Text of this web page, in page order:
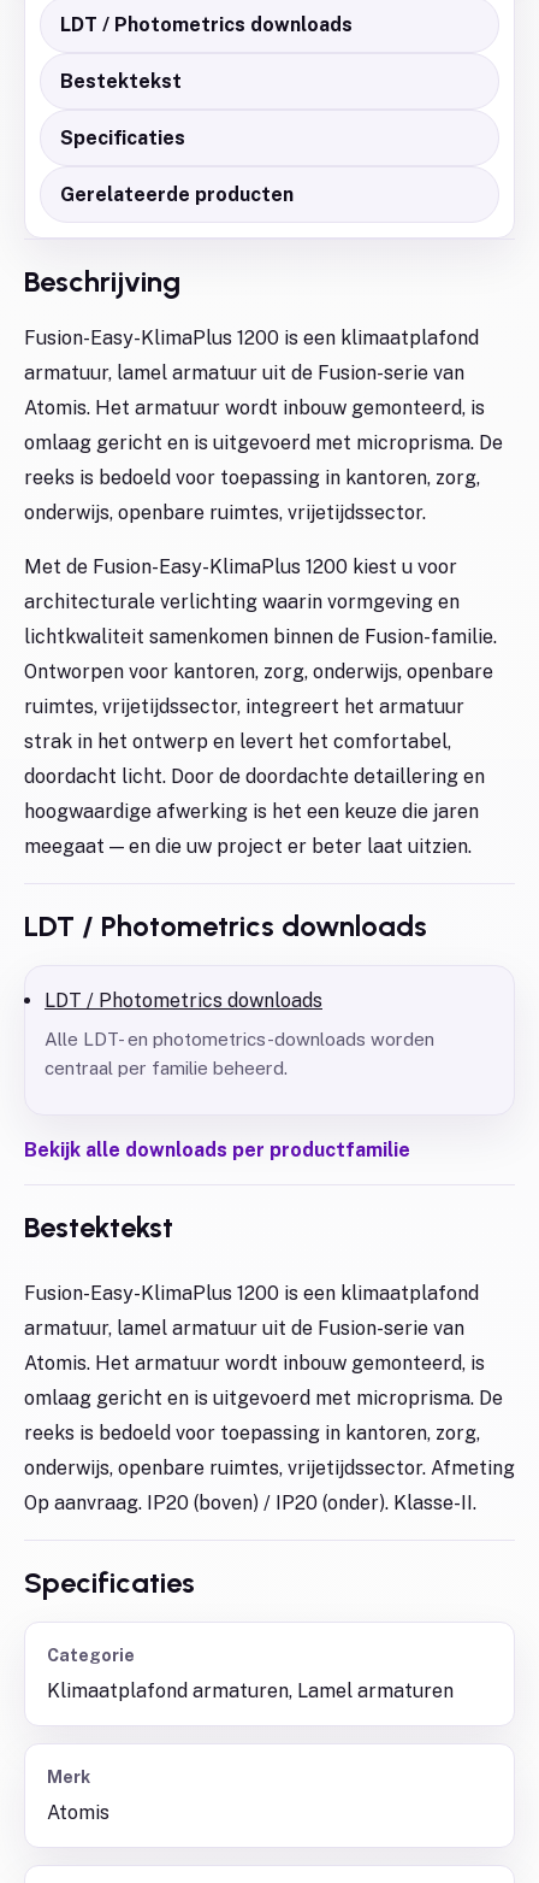
LDT / Photometrics downloads
Bestektekst
Specificaties
Gerelateerde producten
Beschrijving
Fusion-Easy-KlimaPlus 1200 is een klimaatplafond
armatuur, lamel armatuur uit de Fusion-serie van
Atomis. Het armatuur wordt inbouw gemonteerd, is
omlaag gericht en is uitgevoerd met microprisma. De
reeks is bedoeld voor toepassing in kantoren, zorg,
onderwijs, openbare ruimtes, vrijetijdssector.
Met de Fusion-Easy-KlimaPlus 1200 kiest u voor
architecturale verlichting waarin vormgeving en
lichtkwaliteit samenkomen binnen de Fusion-familie.
Ontworpen voor kantoren, zorg, onderwijs, openbare
ruimtes, vrijetijdssector, integreert het armatuur
strak in het ontwerp en levert het comfortabel,
doordacht licht. Door de doordachte detaillering en
hoogwaardige afwerking is het een keuze die jaren
meegaat — en die uw project er beter laat uitzien.
LDT / Photometrics downloads
LDT / Photometrics downloads
Alle LDT- en photometrics-downloads worden
centraal per familie beheerd.
Bekijk alle downloads per productfamilie
Bestektekst
Fusion-Easy-KlimaPlus 1200 is een klimaatplafond
armatuur, lamel armatuur uit de Fusion-serie van
Atomis. Het armatuur wordt inbouw gemonteerd, is
omlaag gericht en is uitgevoerd met microprisma. De
reeks is bedoeld voor toepassing in kantoren, zorg,
onderwijs, openbare ruimtes, vrijetijdssector. Afmeting
Op aanvraag. IP20 (boven) / IP20 (onder). Klasse-II.
Specificaties
Categorie
Klimaatplafond armaturen, Lamel armaturen
Merk
Atomis